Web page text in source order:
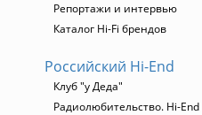
Репортажи и интервью
Каталог Hi-Fi брендов
Российский Hi-End
Клуб "у Деда"
Радиолюбительство. Hi-End